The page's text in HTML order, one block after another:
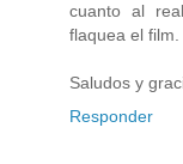
cuanto al
flaquea el film.
Saludos y
Responder